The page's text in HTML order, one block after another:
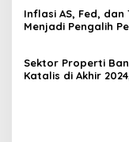
Inflasi AS, Fed, dan
Menjadi Pengalih
Sektor Properti
Katalis di Akhir